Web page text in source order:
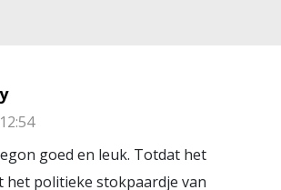
goed en leuk. Totdat het
het politieke stokpaardje van